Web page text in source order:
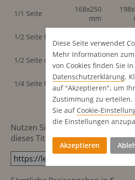
1/1 Seite
168x250
mm
1/2 Seite hoch
mm
1/2 Seite quer
168x123
mm
1/4 Seite hoch
82x123
mm
Nutzen Sie diesen Button um
dieses Titels direkt in die
Diese Seite verwendet
Mehr Informationen
von Cookies finden Sie
Datenschutz­erklärung.
auf "Akzeptieren", um
Zustimmung zu erteilen.
Sie auf Cookie-
die Einstellungen
Akzeptieren